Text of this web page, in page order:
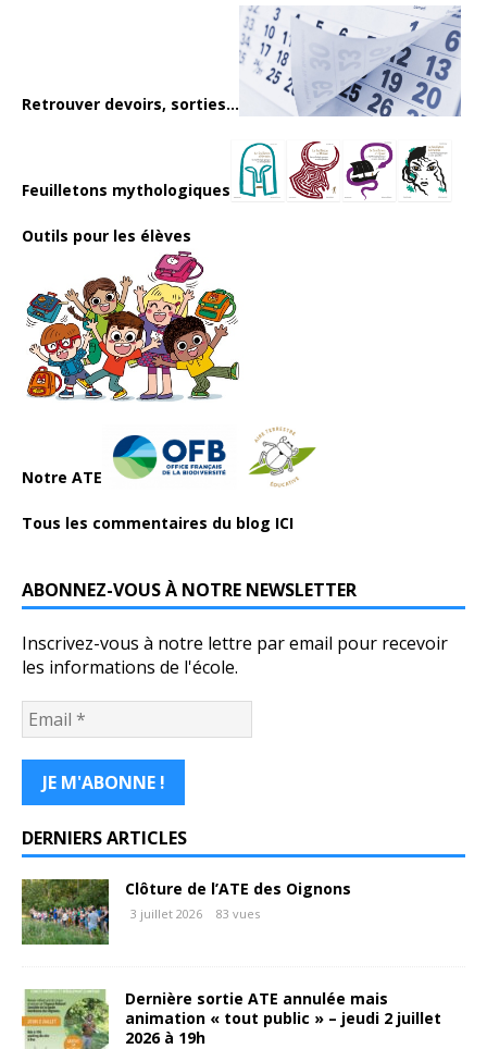
Retrouver devoirs, sorties...
Feuilletons mythologiques
Outils pour les élèves
Notre ATE
Tous les commentaires du blog ICI
ABONNEZ-VOUS À NOTRE NEWSLETTER
Inscrivez-vous à notre lettre par email pour recevoir
les informations de l'école.
DERNIERS ARTICLES
Clôture de l’ATE des Oignons
3 juillet 2026 83 vues
Dernière sortie ATE annulée mais
animation « tout public » – jeudi 2 juillet
2026 à 19h